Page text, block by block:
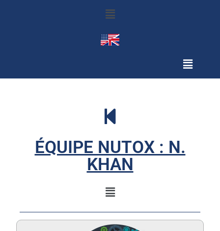
ÉQUIPE NUTOX : N.
KHAN